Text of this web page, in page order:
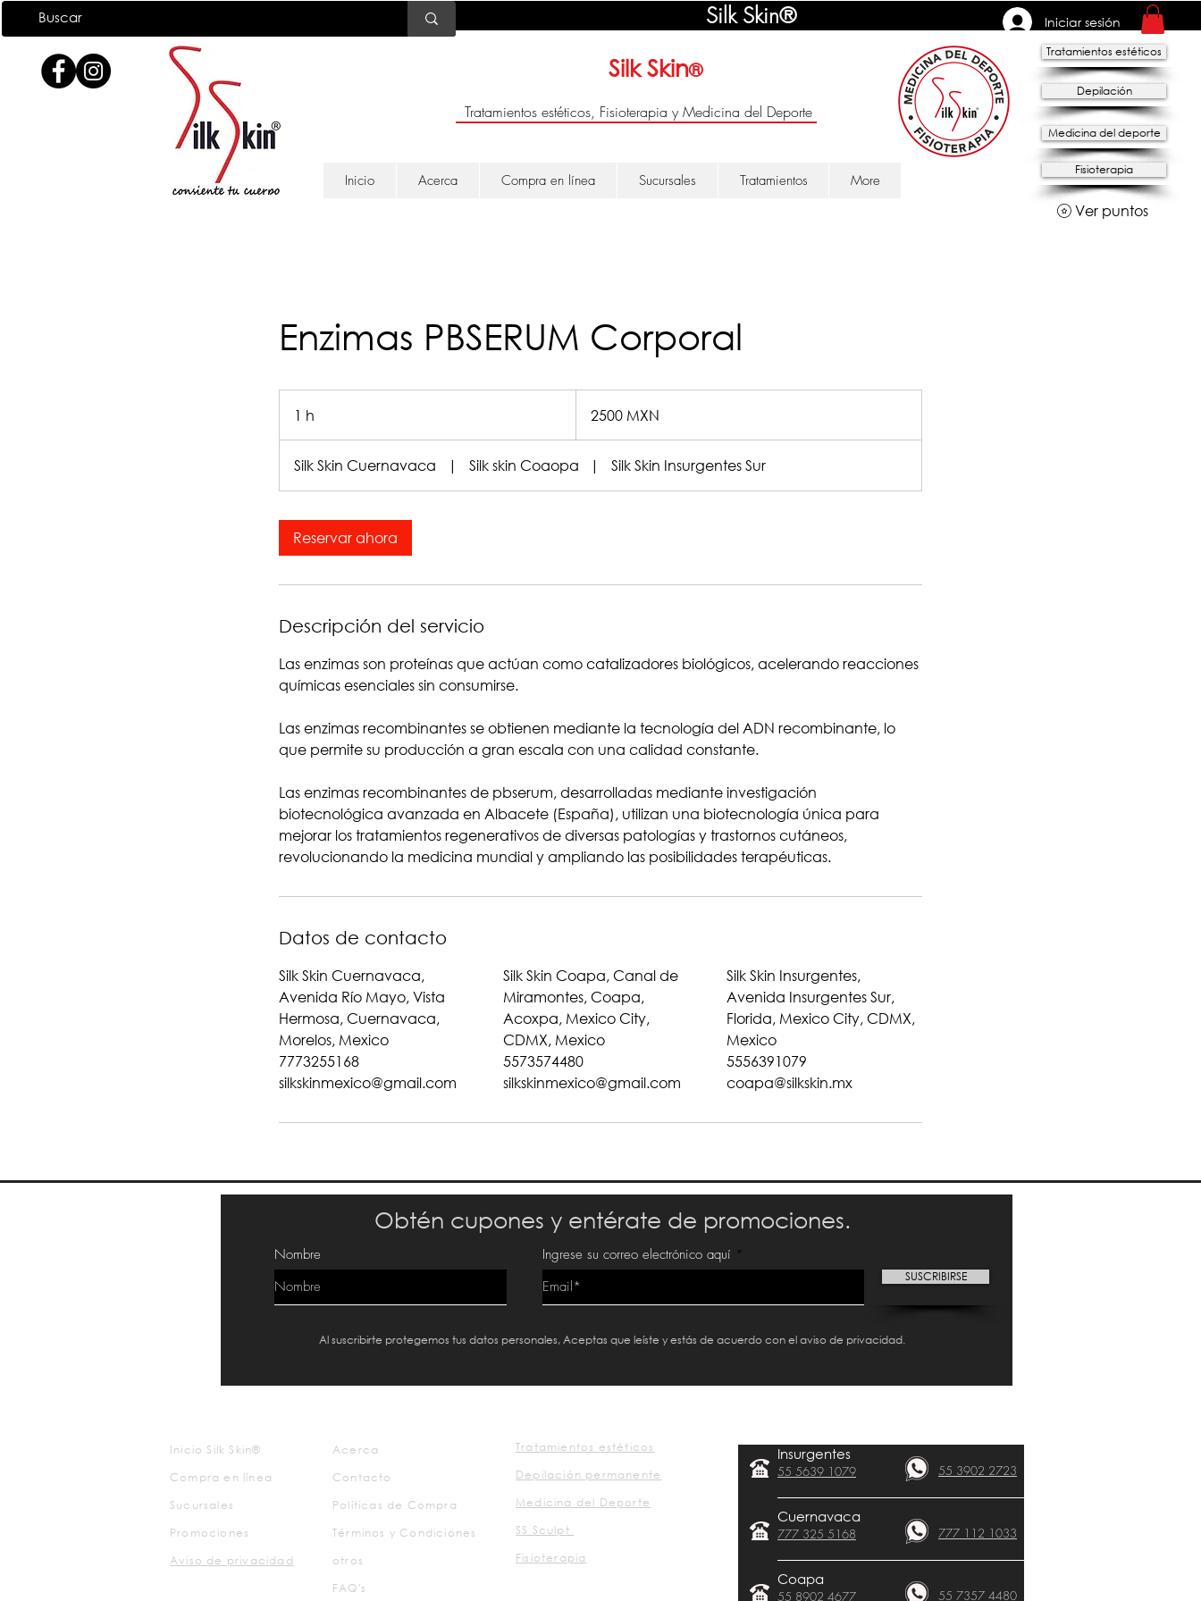
Silk Skin® Iniciar sesión
Silk Skin®
Tratamientos estéticos, Fisioterapia y Medicina del Deporte
Inicio Acerca Compra en línea Sucursales Tratamientos More
Tratamientos estéticos
Depilación
Medicina del deporte
Fisioterapia
Ver puntos
Enzimas PBSERUM Corporal
1 h
mexicanos
2500 MXN
Silk Skin Cuernavaca | Silk skin Coaopa | Silk Skin Insurgentes Sur
Reservar ahora
Descripción del servicio
Las enzimas son proteínas que actúan como catalizadores biológicos, acelerando reacciones
químicas esenciales sin consumirse.
Las enzimas recombinantes se obtienen mediante la tecnología del ADN recombinante, lo
que permite su producción a gran escala con una calidad constante.
Las enzimas recombinantes de pbserum, desarrolladas mediante investigación
biotecnológica avanzada en Albacete (España), utilizan una biotecnología única para
mejorar los tratamientos regenerativos de diversas patologías y trastornos cutáneos,
revolucionando la medicina mundial y ampliando las posibilidades terapéuticas.
Datos de contacto
Silk Skin Cuernavaca,
Avenida Río Mayo, Vista
Hermosa, Cuernavaca,
Morelos, Mexico
7773255168
silkskinmexico@gmail.com
Silk Skin Coapa, Canal de
Miramontes, Coapa,
Acoxpa, Mexico City,
CDMX, Mexico
5573574480
silkskinmexico@gmail.com
Silk Skin Insurgentes,
Avenida Insurgentes Sur,
Florida, Mexico City, CDMX,
Mexico
5556391079
coapa@silkskin.mx
Obtén cupones y entérate de promociones.
Nombre Ingrese su correo electrónico aquí
SUSCRIBIRSE
Al suscribirte protegemos tus datos personales, Aceptas que leíste y estás de acuerdo con el aviso de privacidad.
Inicio Silk Skin®
Compra en línea
Sucursales
Promociones
Aviso de privacidad
Acerca
Contacto
Políticas de Compra
Términos y Condiciones
otros
FAQ's
Tratamientos estéticos
Depilación permanente
Medicina del Deporte
SS Sculpt
Fisioterapia
CLÍNICAS​
Insurgentes
55 5639 1079 55 3902 2723
Cuernavaca
777 325 5168 777 112 1033
Coapa
55 8902 4677 55 7357 4480